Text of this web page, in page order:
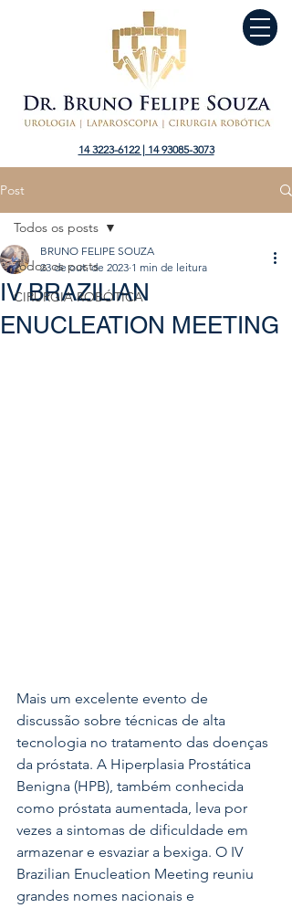
14 3223-6122 | 14 93085-3073
Post
Todos os posts
CIRURGIA ROBÓTICA
Todos os posts
IV BRAZILIAN
ENUCLEATION MEETING
BRUNO FELIPE SOUZA
23 de out. de 2023 1 min de leitura
Mais um excelente evento de
discussão sobre técnicas de alta
tecnologia no tratamento das doenças
da próstata. A Hiperplasia Prostática
Benigna (HPB), também conhecida
como próstata aumentada, leva por
vezes a sintomas de dificuldade em
armazenar e esvaziar a bexiga. O IV
Brazilian Enucleation Meeting reuniu
grandes nomes nacionais e